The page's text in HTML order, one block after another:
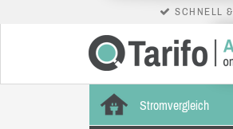
SCHNELL
Stromvergleich